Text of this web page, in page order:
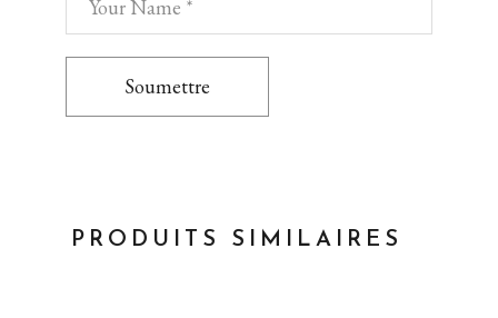
Soumettre
PRODUITS SIMILAIRES